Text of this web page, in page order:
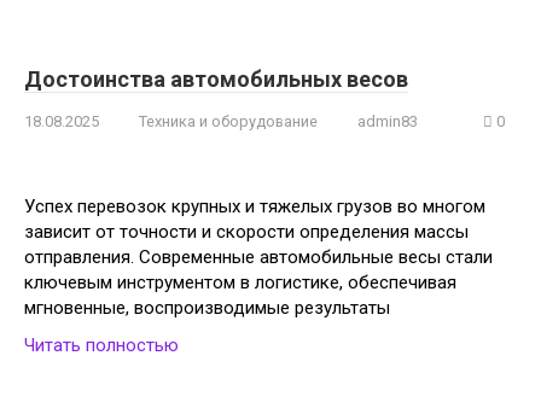
Достоинства автомобильных весов
18.08.2025 Техника и оборудование admin83 0
Успех перевозок крупных и тяжелых грузов во многом
зависит от точности и скорости определения массы
отправления. Современные автомобильные весы стали
ключевым инструментом в логистике, обеспечивая
мгновенные, воспроизводимые результаты
Читать полностью